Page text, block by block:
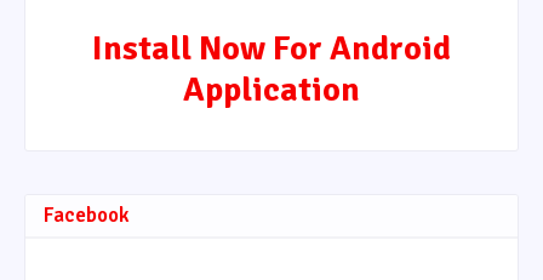
Install Now For Android
Application
Facebook